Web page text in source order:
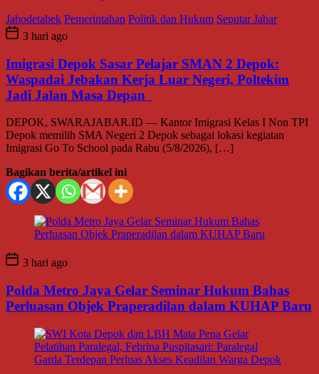
Jabodetabek Pemerintahan Politik dan Hukum Seputar Jabar
3 hari ago
Imigrasi Depok Sasar Pelajar SMAN 2 Depok:
Waspadai Jebakan Kerja Luar Negeri, Poltekim
Jadi Jalan Masa Depan
DEPOK, SWARAJABAR.ID — Kantor Imigrasi Kelas I Non TPI
Depok memilih SMA Negeri 2 Depok sebagai lokasi kegiatan
Imigrasi Go To School pada Rabu (5/8/2026), […]
Bagikan berita/artikel ini
3 hari ago
Polda Metro Jaya Gelar Seminar Hukum Bahas
Perluasan Objek Praperadilan dalam KUHAP Baru